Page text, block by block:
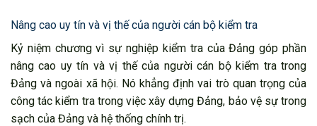
Nâng cao uy tín và vị thế của người cán bộ kiểm tra
Kỷ niệm chương vì sự nghiệp kiểm tra của Đảng góp phần
nâng cao uy tín và vị thế của người cán bộ kiểm tra trong
Đảng và ngoài xã hội. Nó khẳng định vai trò quan trọng của
công tác kiểm tra trong việc xây dựng Đảng, bảo vệ sự trong
sạch của Đảng và hệ thống chính trị.